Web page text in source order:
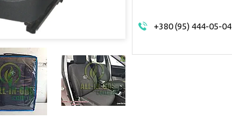
+380 (95) 444-05-04